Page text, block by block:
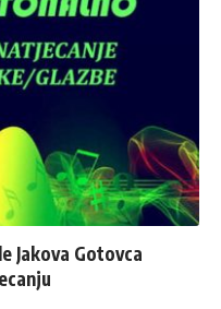
Jakova Gotovca